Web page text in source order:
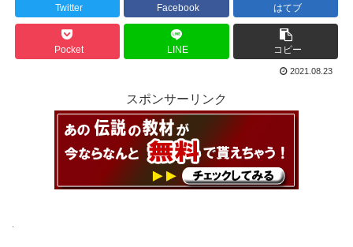
Twitter Facebook はてブ
Pocket LINE コピー
2021.08.23
スポンサーリンク